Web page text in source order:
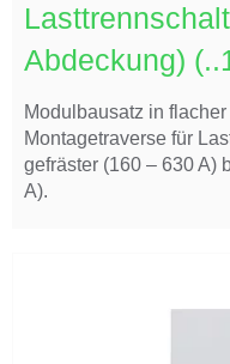
Abdeckung)
Modulbausatz in
Montagetraverse für
gefräster (160 – 630 A)
A).